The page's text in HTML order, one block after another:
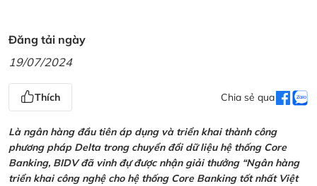
Đăng tải ngày
19/07/2024
Thích Chia sẻ qua
Là ngân hàng đầu tiên áp dụng và triển khai thành công
phương pháp Delta trong chuyển đổi dữ liệu hệ thống Core
Banking, BIDV đã vinh đự được nhận giải thưởng “Ngân hàng
triển khai công nghệ cho hệ thống Core Banking tốt nhất Việt